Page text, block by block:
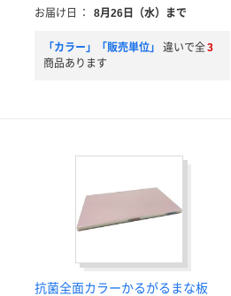
お届け日
： 8月26日（水）まで
「カラー」「販売単位」 違いで全3
商品あります
抗菌全面カラーかるがるまな板